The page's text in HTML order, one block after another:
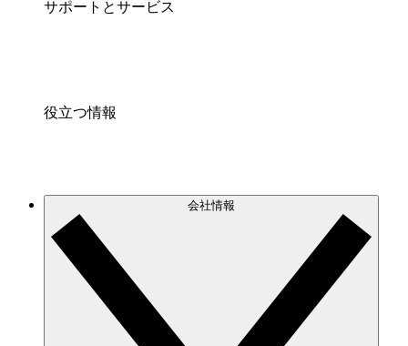
サポートとサービス
役立つ情報
会社情報